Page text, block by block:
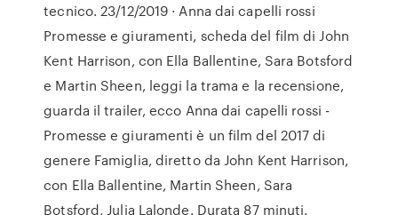
tecnico. 23/12/2019 · Anna dai capelli rossi
Promesse e giuramenti, scheda del film di John
Kent Harrison, con Ella Ballentine, Sara Botsford
e Martin Sheen, leggi la trama e la recensione,
guarda il trailer, ecco Anna dai capelli rossi -
Promesse e giuramenti è un film del 2017 di
genere Famiglia, diretto da John Kent Harrison,
con Ella Ballentine, Martin Sheen, Sara
Botsford, Julia Lalonde. Durata 87 minuti.